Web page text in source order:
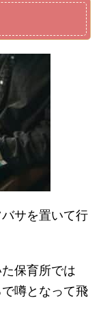
サを置いて行
保育所では
噂となって飛